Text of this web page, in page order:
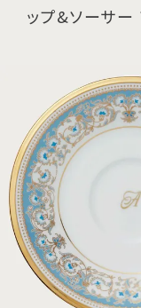
ップ&ソーサー